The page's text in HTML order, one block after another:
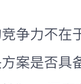
争力不在
案是否具